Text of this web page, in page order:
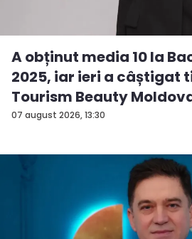
07 august 2026, 13:30
A obținut media 10 la
2025, iar ieri a câștigat
Tourism Beauty
Andreea...